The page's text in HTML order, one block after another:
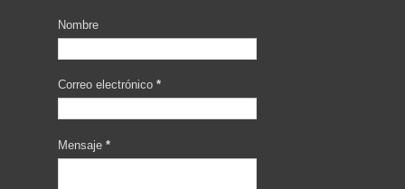
Nombre
Correo electrónico *
Mensaje *